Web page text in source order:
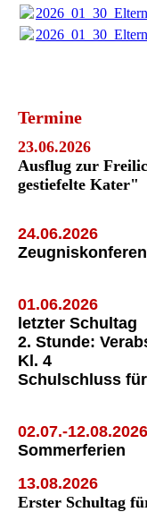
Termine
23.06.2026
Ausflug zur
gestiefelte Kater"
24.06.2026
01.06.2026
letzter Schultag
2. Stunde:
Kl. 4
Schulschluss
02.07.-12.08.2026
Sommerferien
13.08.2026
Erster Schultag